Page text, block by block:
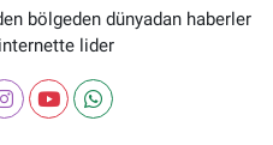
bölgeden dünyadan haberler
lider